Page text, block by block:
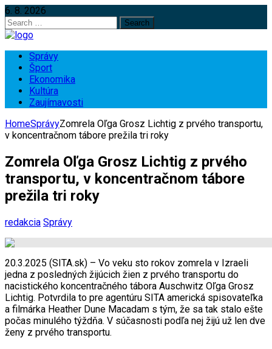
6. 8. 2026
Search
for:
Správy
Šport
Ekonomika
Kultúra
Zaujímavosti
HomeSprávyZomrela Oľga Grosz Lichtig z prvého transportu,
v koncentračnom tábore prežila tri roky
Zomrela Oľga Grosz Lichtig z prvého
transportu, v koncentračnom tábore
prežila tri roky
redakcia Správy
20.3.2025 (SITA.sk) – Vo veku sto rokov zomrela v Izraeli
jedna z posledných žijúcich žien z prvého transportu do
nacistického koncentračného tábora Auschwitz Oľga Grosz
Lichtig. Potvrdila to pre agentúru SITA americká spisovateľka
a filmárka Heather Dune Macadam s tým, že sa tak stalo ešte
počas minulého týždňa. V súčasnosti podľa nej žijú už len dve
ženy z prvého transportu.